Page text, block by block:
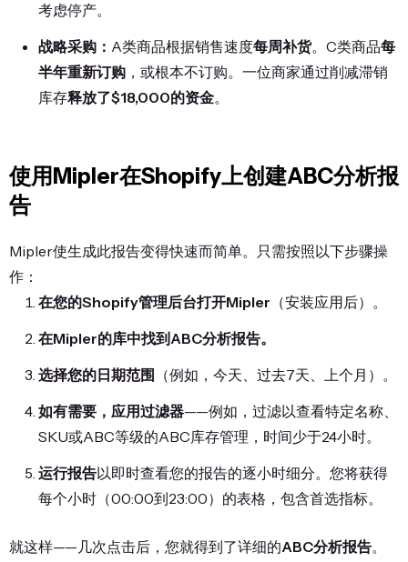
考虑停产。
战略采购： A类商品根据销售速度每周补货。C类商品每
半年重新订购 ，或根本不订购。一位商家通过削减滞销
库存释放了$18,000的资金。
使用Mipler在Shopify上创建ABC分析报
告
Mipler使生成此报告变得快速而简单。只需按照以下步骤操
作：
在您的Shopify管理后台打开Mipler （安装应用后）。
在Mipler的库中找到ABC分析报告。
选择您的日期范围 （例如，今天、过去7天、上个月）。
如有需要，应用过滤器——例如，过滤以查看特定名称、
SKU或ABC等级的ABC库存管理，时间少于24小时。
运行报告以即时查看您的报告的逐小时细分。您将获得
每个小时（00:00到23:00）的表格，包含首选指标。
就这样——几次点击后，您就得到了详细的ABC分析报告。